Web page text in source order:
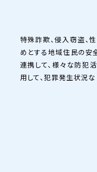
特殊詐欺、侵入窃盗、
めとする地域住民の安
連携して、様々な防犯
用して、犯罪発生状況